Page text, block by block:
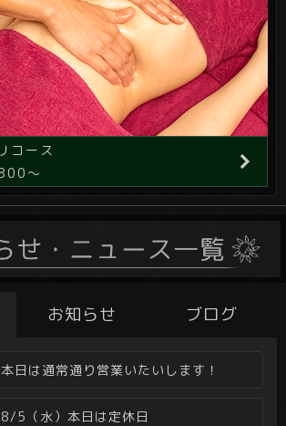
コース
～
お知らせ ブログ
本日は通常通り営業いたいします！
8/5（水）本日は定休日